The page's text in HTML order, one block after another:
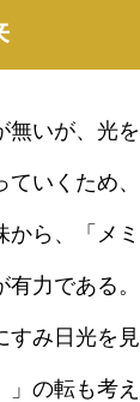
無いが、光
ていくため
から、「メ
力である。
すみ日光を
」の転も考え